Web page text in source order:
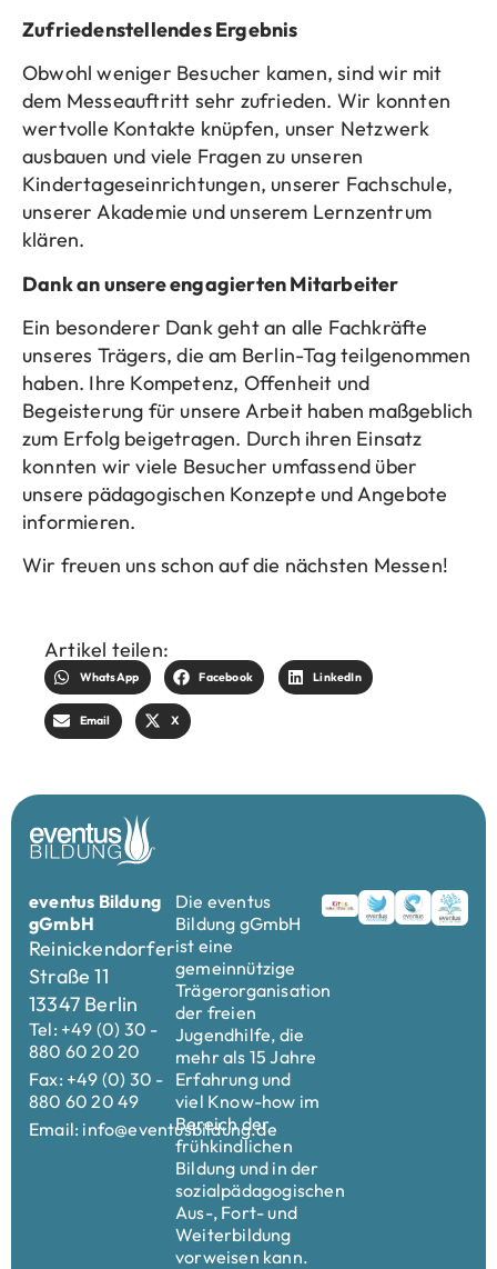
Zufriedenstellendes Ergebnis
Obwohl weniger Besucher kamen, sind wir mit
dem Messeauftritt sehr zufrieden. Wir konnten
wertvolle Kontakte knüpfen, unser Netzwerk
ausbauen und viele Fragen zu unseren
Kindertageseinrichtungen, unserer Fachschule,
unserer Akademie und unserem Lernzentrum
klären.
Dank an unsere engagierten Mitarbeiter
Ein besonderer Dank geht an alle Fachkräfte
unseres Trägers, die am Berlin-Tag teilgenommen
haben. Ihre Kompetenz, Offenheit und
Begeisterung für unsere Arbeit haben maßgeblich
zum Erfolg beigetragen. Durch ihren Einsatz
konnten wir viele Besucher umfassend über
unsere pädagogischen Konzepte und Angebote
informieren.
Wir freuen uns schon auf die nächsten Messen!
Artikel teilen:
WhatsApp Facebook LinkedIn
Email X
eventus Bildung
gGmbH
Reinickendorfer
Straße 11
13347 Berlin
Tel: +49 (0) 30 -
880 60 20 20
Fax: +49 (0) 30 -
880 60 20 49
Email: info@eventusbildung.de
Die eventus
Bildung gGmbH
ist eine
gemeinnützige
Trägerorganisation
der freien
Jugendhilfe, die
mehr als 15 Jahre
Erfahrung und
viel Know-how im
Bereich der
frühkindlichen
Bildung und in der
sozialpädagogischen
Aus-, Fort- und
Weiterbildung
vorweisen kann.